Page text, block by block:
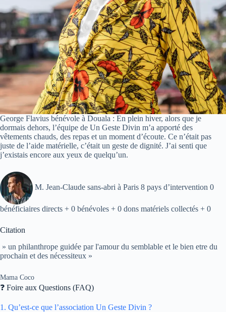
George Flavius bénévole à Douala : En plein hiver, alors que je
dormais dehors, l’équipe de Un Geste Divin m’a apporté des
vêtements chauds, des repas et un moment d’écoute. Ce n’était pas
juste de l’aide matérielle, c’était un geste de dignité. J’ai senti que
j’existais encore aux yeux de quelqu’un.
M. Jean-Claude sans-abri à Paris 8 pays d’intervention 0
bénéficiaires directs + 0 bénévoles + 0 dons matériels collectés + 0
Citation
» un philanthrope guidée par l'amour du semblable et le bien etre du
prochain et des nécessiteux »
Mama Coco
❓ Foire aux Questions (FAQ)
1. Qu’est-ce que l’association Un Geste Divin ?